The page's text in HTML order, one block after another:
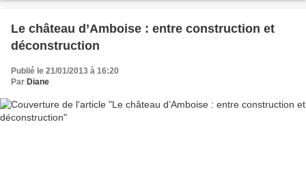
Le château d’Amboise : entre construction et
déconstruction
Publié le 21/01/2013 à 16:20
Par Diane